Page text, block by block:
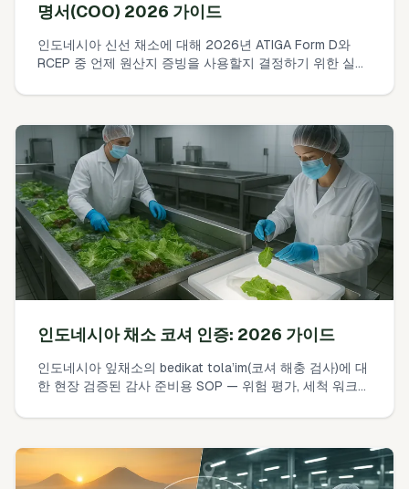
명서(COO) 2026 가이드
인도네시아 신선 채소에 대해 2026년 ATIGA Form D와
RCEP 중 언제 원산지 증빙을 사용할지 결정하기 위한 실무
경유, 일정 및 일본의 문서 옵션에 대한 명확한 답변을 제공
인도네시아 채소 코셔 인증: 2026 가이드
인도네시아 잎채소의 bedikat tola’im(코셔 해충 검사)에 대
한 현장 검증된 감사 준비용 SOP — 위험 평가, 세척 워크플
감사를 위한 문서화 지침을 포함합니다.